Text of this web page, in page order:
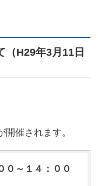
H29年3月11日
催されます。
０～１４：００